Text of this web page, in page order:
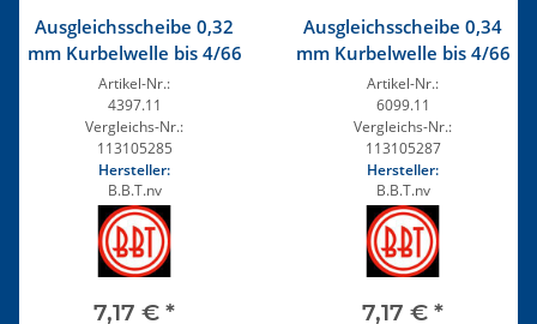
Ausgleichsscheibe 0,32
mm Kurbelwelle bis 4/66
Artikel-Nr.:
4397.11
Vergleichs-Nr.:
113105285
Hersteller:
B.B.T.nv
7,17 € *
Ausgleichsscheibe 0,34
mm Kurbelwelle bis 4/66
Artikel-Nr.:
6099.11
Vergleichs-Nr.:
113105287
Hersteller:
B.B.T.nv
7,17 € *